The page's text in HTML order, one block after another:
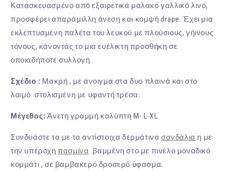
Κατασκευασμένο από εξαιρετικά μαλακό γαλλικό λινό,
προσφέρει απαράμιλλη άνεση και κομψή drape. Έχει μια
εκλεπτυσμένη παλέτα του λευκού με πλούσιους, γήινους
τόνους, κάνοντάς το μια ευέλικτη προσθήκη σε
οποιαδήποτε συλλογή.
Σχέδιο : Μακρή , με άνοιγμα στα δυο πλαινά και στο
λαιμό στολισμένη με υφαντή τρέσα.
Μέγεθος:Άνετη γραμμή καλύπτη M- L-XL
Συνδυάστε τα με τα αντίστοιχα δερμάτινα σανδάλια η με
την υπέροχηπασμίνα βαμμένη στο με πινέλο μοναδικό
κομμάτι , σε βαμβακερό δροσερό ύφασμα.